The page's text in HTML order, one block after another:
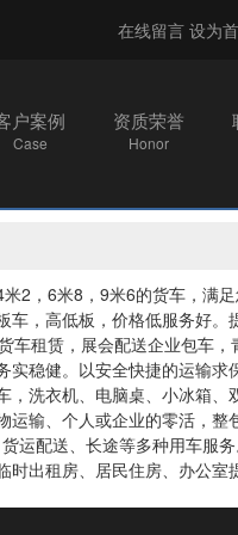
在线留言 设为
户案例
Case
资质荣誉
Honor
2，6米8，9米6的货车，满
车，高低板，价格低服务好。
租赁，展会配送企业包车，
实稳健。以安全快捷的运输求
洗衣机、电脑桌、小冰箱、
运输、个人或企业的零活，整
运配送、长途等多种用车服
出租房、居民住房、办公室